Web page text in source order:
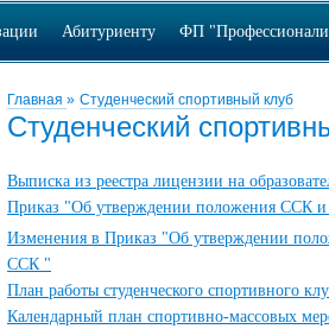
Главная » Студенческий спортивный клуб
Студенческий
Выписка из реестра лицензии на
Приказ "Об утверждении положения ССК и
Изменения в Приказ "Об утверждении
ССК "
План работы студенческого спортивного
Календарный план спортивно-массовых
Абитуриенту ФП